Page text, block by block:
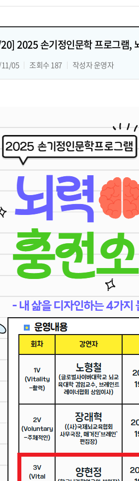
2025 손기정인문학 프로그램,
05 조회수187 작성자 운영자